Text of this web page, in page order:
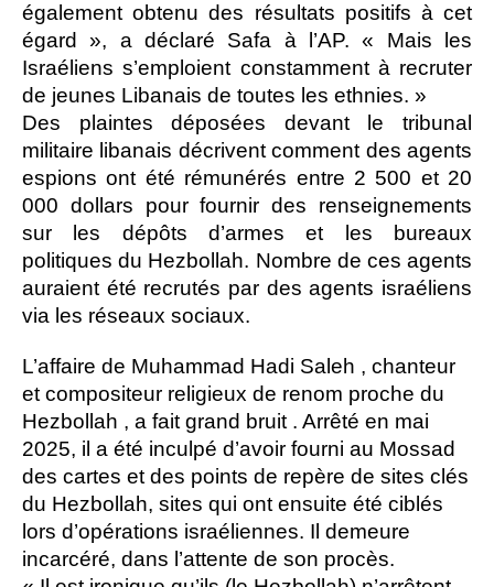
également obtenu des résultats positifs à cet
égard », a déclaré Safa à l’AP. « Mais les
Israéliens s’emploient constamment à recruter
de jeunes Libanais de toutes les ethnies. »
Des plaintes déposées devant le tribunal
militaire libanais décrivent comment des agents
espions ont été rémunérés entre 2 500 et 20
000 dollars pour fournir des renseignements
sur les dépôts d’armes et les bureaux
politiques du Hezbollah. Nombre de ces agents
auraient été recrutés par des agents israéliens
via les réseaux sociaux.
L’affaire de Muhammad Hadi Saleh , chanteur
et compositeur religieux de renom proche du
Hezbollah , a fait grand bruit . Arrêté en mai
2025, il a été inculpé d’avoir fourni au Mossad
des cartes et des points de repère de sites clés
du Hezbollah, sites qui ont ensuite été ciblés
lors d’opérations israéliennes. Il demeure
incarcéré, dans l’attente de son procès.